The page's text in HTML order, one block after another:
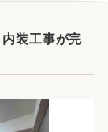
装工事が完